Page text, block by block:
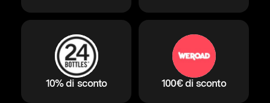
10% di sconto 100€ di sconto